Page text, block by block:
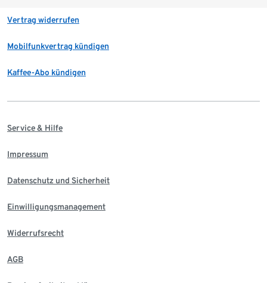
Vertrag widerrufen
Mobilfunkvertrag kündigen
Kaffee-Abo kündigen
Service & Hilfe
Impressum
Datenschutz und Sicherheit
Einwilligungsmanagement
Widerrufsrecht
AGB